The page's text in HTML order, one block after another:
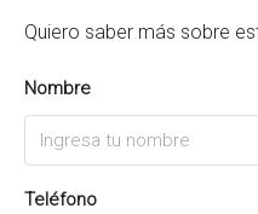
Quiero saber más sobre
Nombre
Teléfono